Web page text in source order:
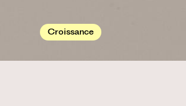
Croissance